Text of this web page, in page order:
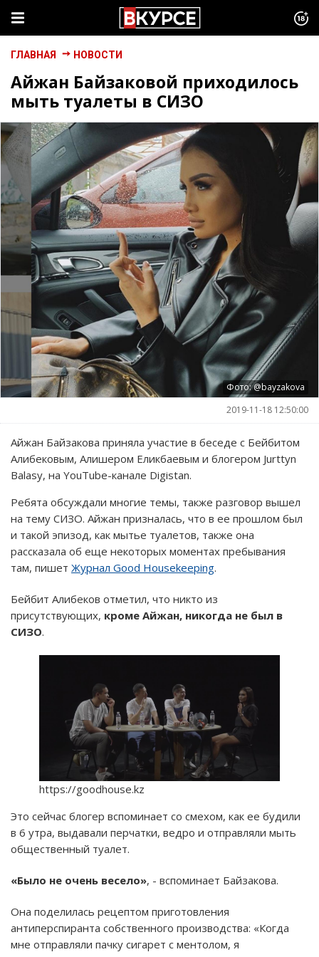
ГЛАВНАЯ НОВОСТИ
Айжан Байзаковой приходилось
мыть туалеты в СИЗО
Фото: @bayzakova
2019-11-18 12:50:00
Айжан Байзакова приняла участие в беседе с Бейбитом
Алибековым, Алишером Еликбаевым и блогером Jurttyn
Balasy, на YouTube-канале Digistan.
Ребята обсуждали многие темы, также разговор вышел
на тему СИЗО. Айжан призналась, что в ее прошлом был
и такой эпизод, как мытье туалетов, также она
рассказала об еще некоторых моментах пребывания
там, пишет Журнал Good Housekeeping.
Бейбит Алибеков отметил, что никто из
присутствующих, кроме Айжан, никогда не был в
СИЗО.
https://goodhouse.kz
Это сейчас блогер вспоминает со смехом, как ее будили
в 6 утра, выдавали перчатки, ведро и отправляли мыть
общественный туалет.
«Было не очень весело», - вспоминает Байзакова.
Она поделилась рецептом приготовления
антиперспиранта собственного производства: «Когда
мне отправляли пачку сигарет с ментолом, я